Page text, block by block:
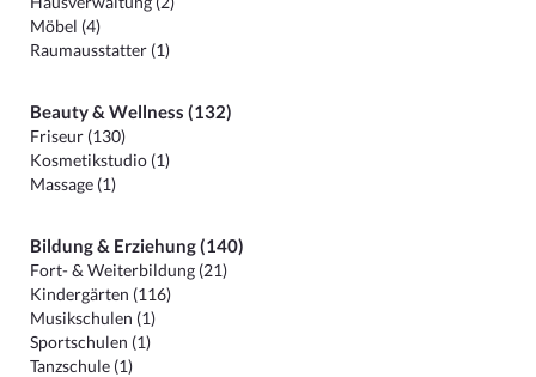
Möbel (4)
Raumausstatter (1)
Beauty & Wellness (132)
Friseur (130)
Kosmetikstudio (1)
Massage (1)
Bildung & Erziehung (140)
Fort- & Weiterbildung (21)
Kindergärten (116)
Musikschulen (1)
Sportschulen (1)
Tanzschule (1)